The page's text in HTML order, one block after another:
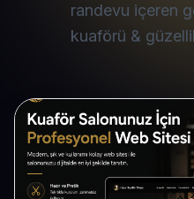
randevu içeren
kuaförü &